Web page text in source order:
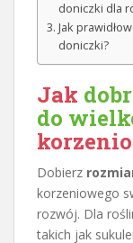
doniczki dla
Jak
doniczki?
Jak
do
Dobierz
korzeniowego
rozwój. Dla
takich jak